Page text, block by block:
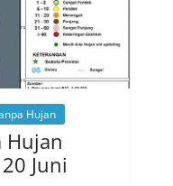
Hujan
Hujan
Juni